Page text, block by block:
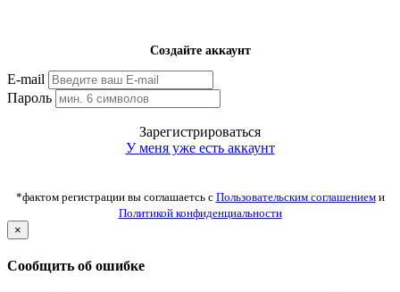
Создайте аккаунт
E-mail
Пароль
Зарегистрироваться
У меня уже есть аккаунт
*фактом регистрации вы соглашаетсь с Пользовательским соглашениеми
Политикой конфиденциальности
×
Сообщить об ошибке